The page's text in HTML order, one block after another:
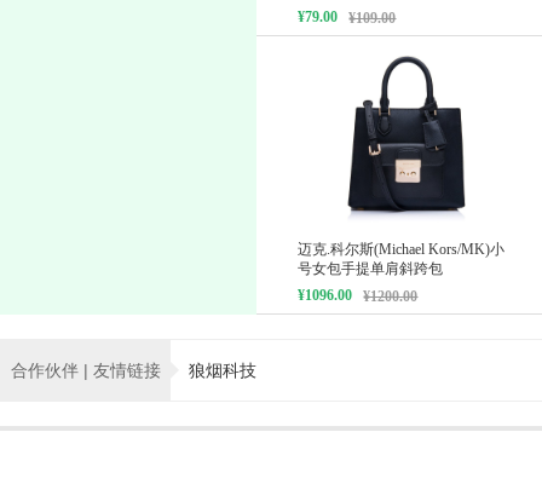
¥79.00
¥109.00
迈克.科尔斯(Michael Kors/MK)小
号女包手提单肩斜跨包
¥1096.00
¥1200.00
合作伙伴 | 友情链接 狼烟科技